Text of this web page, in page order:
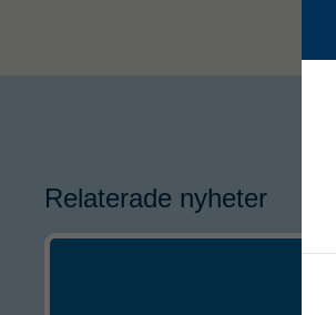
Relaterade nyheter